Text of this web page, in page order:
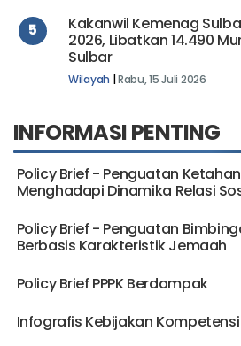
5
Kakanwil Kemenag
2026, Libatkan 14.490
Sulbar
Wilayah |Rabu, 15 Juli 2026
INFORMASI PENTING
Policy Brief - Penguatan
Menghadapi Dinamika Relasi
Policy Brief - Penguatan
Berbasis Karakteristik Jemaah
Policy Brief PPPK Berdampak
Infografis Kebijakan